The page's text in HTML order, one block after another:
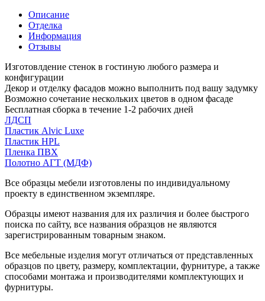
Описание
Отделка
Информация
Отзывы
Изготовлдение стенок в гостиную любого размера и
конфигурации
Декор и отделку фасадов можно выполнить под вашу задумку
Возможно сочетание нескольких цветов в одном фасаде
Бесплатная сборка в течение 1-2 рабочих дней
ЛДСП
Пластик Alvic Luxe
Пластик HPL
Пленка ПВХ
Полотно АГТ (МДФ)
Все образцы мебели изготовлены по индивидуальному
проекту в единственном экземпляре.
Образцы имеют названия для их различия и более быстрого
поиска по сайту, все названия образцов не являются
зарегистрированным товарным знаком.
Все мебельные изделия могут отличаться от представленных
образцов по цвету, размеру, комплектации, фурнитуре, а также
способами монтажа и производителями комплектующих и
фурнитуры.